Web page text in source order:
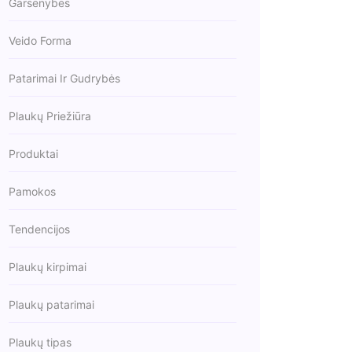
Garsenybės
Veido Forma
Patarimai Ir Gudrybės
Plaukų Priežiūra
Produktai
Pamokos
Tendencijos
Plaukų kirpimai
Plaukų patarimai
Plaukų tipas